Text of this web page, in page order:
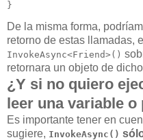
De la misma forma,
retorno de estas llamadas,
InvokeAsync<Friend>()
retornara un objeto de
¿Y si no quiero
leer una variable o
Es importante tener en
sugiere, InvokeAsync()